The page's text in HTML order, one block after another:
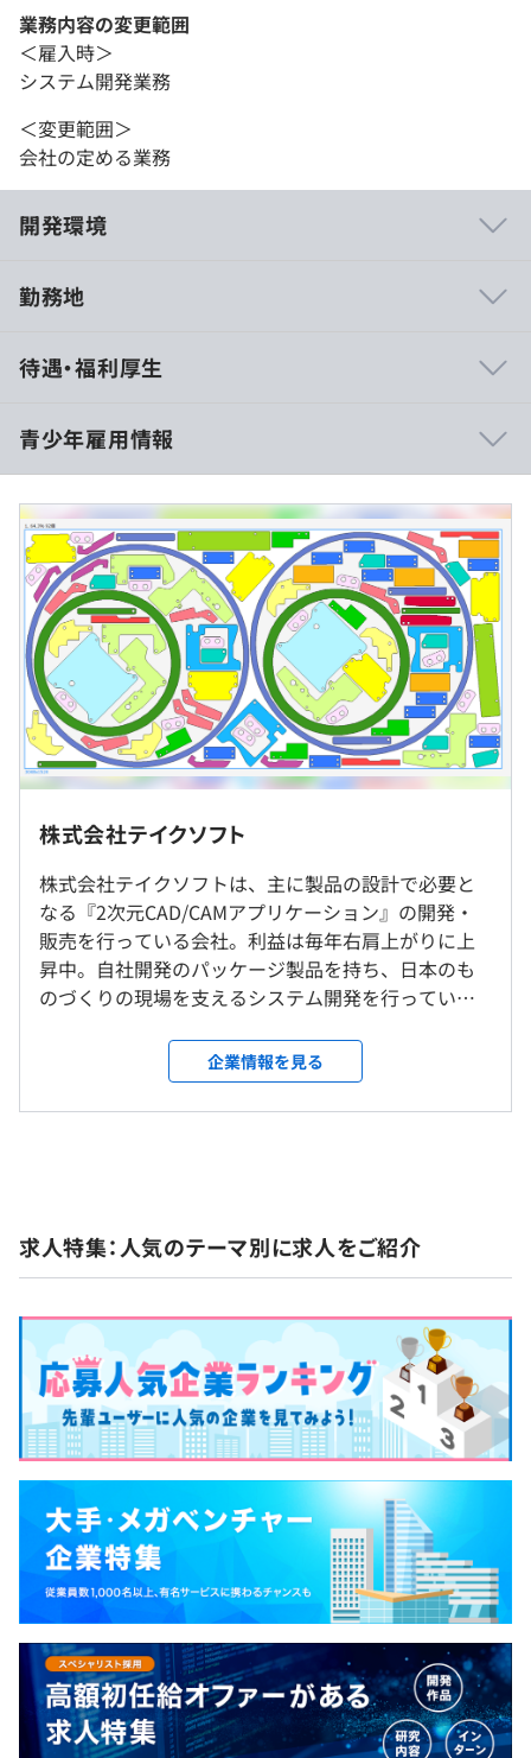
業務内容の変更範囲
＜雇入時＞
システム開発業務
＜変更範囲＞
会社の定める業務
開発環境
境
職場
・チームワークを大切にし、協力しながら成果を出せる
・発想力やアイデアを存分に発揮できる仕事
・会社の中核メンバーとして成長し、重要な役割を担える
・自分の仕事がダイレクトに商品に反映され、そのやりが
いを実感できる
・自社商品開発の最前線でスキルを発揮し活躍する機会あ
り
主に製品の設計で必要となる『2次元CAD/CAMアプリケー
ション』の開発・販売をおこなっています。
■SheetPartner：板金系2D CAD／CAMソフト
■G-Tracer：NCデータシミュレーター
https://takesoft.com/products/prod_gtracer.html
などベースのパッケージ製品があり、それに対して機能追
活躍できるチャンスです！
※先輩社員の約7～8割は無知識で入社していますが、し
っかり活躍中！「ものづくり系のソフトには馴染みがな
い」そんな方にも入社後に知識を身につけていただける体
制です。
相談の上、ご希望のマシンを支給いたします。
コーディング規約あり
勤務地
■腰を据えて長く働ける落ち着いた環境
駅近ですが、周辺は静かでゆったりと仕事ができる環境で
す。
就業場所の変更範囲
＜雇入時＞
屋内原則禁煙（喫煙専用室設置あり）
屋外喫煙可（喫煙スペースでの業務なし）
・JR芦屋駅より徒歩1分
・阪急神戸線 芦屋川駅より徒歩10分
・阪神本線 芦屋駅より徒歩13分
◎大阪駅から新快速でわずか13分
待遇・福利厚生
開発職／技術職：月給220,000円
◎30歳平均年収が600万円以上
（※想定年収 は年収提示額を保証するものではありません）
9：30〜18：00（実働7.5時間／1日）
◎始業が遅めなので通勤ラッシュにもあいません！
休憩時間：12：00〜13：00（60分）
平均残業時間：0時間／月（2024年度実績）
《年間休日126日》
※年2回土曜日出勤あり
・歩合手当
・役職手当
賞与：年3回（5月・8月・12月）
◎売上に応じたインセンティブもありますので、モチベー
ション高く働けます！
昇給：年1回（6月）
◎実力主義の給与体系・評価制度を導入しています！
社会保険完備（健康保険・厚生年金加入・雇用保険・労災
保険）
青少年雇用情報
過去３年間の新卒採用者数・離職者数
前年度 採用者数0人 離職者数0人
2年度前 採用者数0人 離職者数0人
3年度前 採用者数0人 離職者数0人
過去３年間の新卒採用者数の男女別人数
前年度 男性0人 女性0人
2年度前 男性0人 女性0人
3年度前 男性0人 女性0人
平均勤続年数
15.0年
研修の有無及び内容
・新人研修
・ビジネスマナー研修
自己啓発支援の有無及びその内容
・資格支援制度
なし
社内検定等の制度の有無及びその内容
なし
前年度の月平均所定外労働時間の実績
0.0時間
前年度の有給休暇の平均取得日数
10.0日
役員及び管理的地位にある者に占める女性の割合
役員0.0%
管理職0.0%
株式会社テイクソフト
株式会社テイクソフトは、主に製品の設計で必要と
なる『2次元CAD/CAMアプリケーション』の開発・
販売を行っている会社。利益は毎年右肩上がりに上
昇中。自社開発のパッケージ製品を持ち、日本のも
のづくりの現場を支えるシステム開発を行っていま
企業情報を見る
求人特集：人気のテーマ別に求人をご紹介